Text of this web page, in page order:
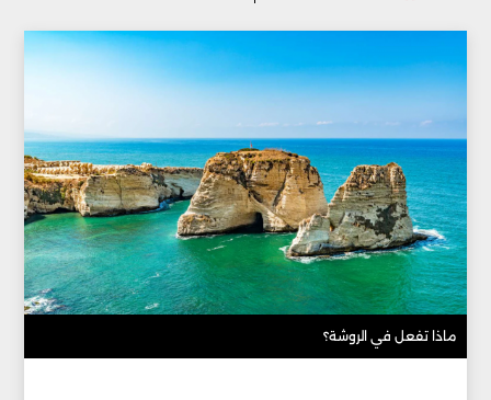
ماذا تفعل في الروشة؟